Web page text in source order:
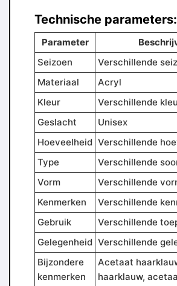
Technische parameters:
Parameter
Seizoen
Verschillende
Materiaal
Acryl
Kleur
Verschillende
Geslacht
Unisex
Hoeveelheid Verschillende
Type
Verschillende
Vorm
Verschillende
Kenmerken
Verschillende
Gebruik
Verschillende
Gelegenheid Verschillende
Bijzondere
kenmerken
Acetaat
haarklauw,